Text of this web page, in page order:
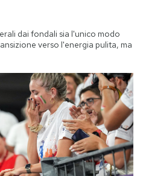
dai fondali sia l'unico modo
verso l'energia pulita, ma